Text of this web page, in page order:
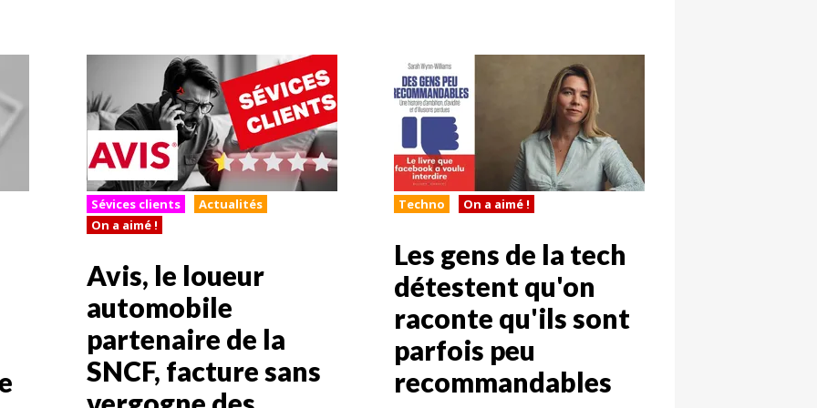
Sévices clients
Actualités
On a aimé !
Avis, le loueur
automobile
partenaire de la
SNCF, facture sans
Techno On a aimé !
Les gens de la tech
détestent qu'on
raconte qu'ils sont
parfois peu
recommandables